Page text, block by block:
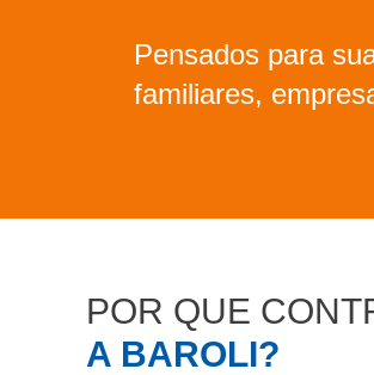
Pensados para
familiares,
POR QUE
A BAROLI?